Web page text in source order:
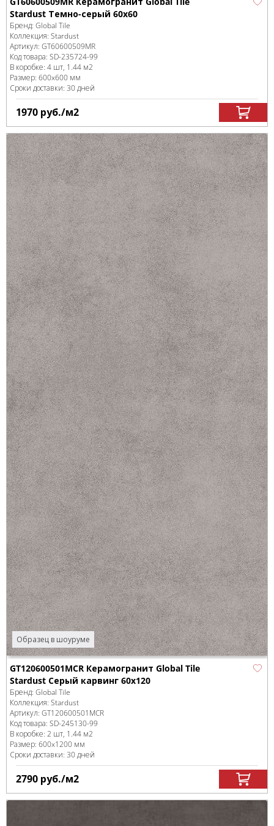
Stardust Темно-серый 60x60
Бренд: Global Tile
Коллекция: Stardust
Артикул: GT60600509MR
Код товара: SD-235724-99
В коробке: 4 шт, 1.44 м2
Размер: 600x600 мм
Сроки доставки: 30 дней
1970 руб./м2
Образец в шоуруме
GT120600501MCR Керамогранит Global Tile
Stardust Серый карвинг 60x120
Бренд: Global Tile
Коллекция: Stardust
Артикул: GT120600501MCR
Код товара: SD-245130-99
В коробке: 2 шт, 1.44 м2
Размер: 600x1200 мм
Сроки доставки: 30 дней
2790 руб./м2